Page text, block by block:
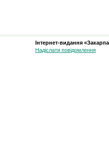
Інтернет-видання
Надіслати повідомлення